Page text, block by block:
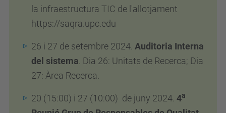
la infraestructura TIC de l'allotjament
https://saqra.upc.edu
26 i 27 de setembre 2024. Auditoria Interna
del sistema . Dia 26: Unitats de Recerca; Dia
27: Àrea Recerca.
20 (15:00) i 27 (10:00) de juny 2024. 4a